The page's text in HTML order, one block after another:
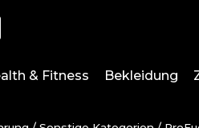
& Fitness Bekleidung